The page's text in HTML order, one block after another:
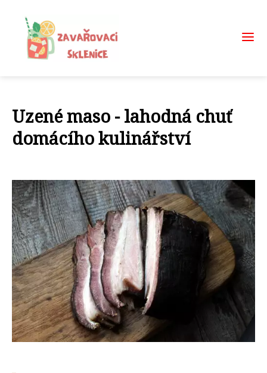
Uzené maso - lahodná chuť
domácího kulinářství